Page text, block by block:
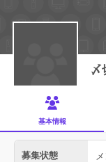
〆
基本情報
募集状態